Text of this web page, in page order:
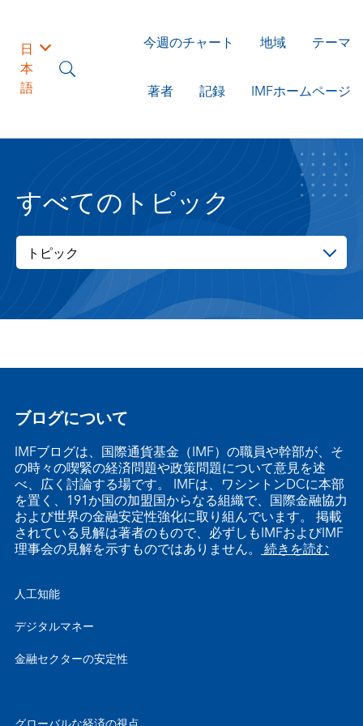
日
本
語
今週のチャート 地域 テーマ
著者 記録 IMFホームページ
すべてのトピック
トピック
ブログについて
IMFブログは、国際通貨基金（IMF）の職員や幹部が、そ
の時々の喫緊の経済問題や政策問題について意見を述
べ、広く討論する場です。 IMFは、ワシントンDCに本部
を置く、191か国の加盟国からなる組織で、国際金融協力
および世界の金融安定性強化に取り組んでいます。 掲載
されている見解は著者のもので、必ずしもIMFおよびIMF
理事会の見解を示すものではありません。 続きを読む
人工知能
デジタルマネー
金融セクターの安定性